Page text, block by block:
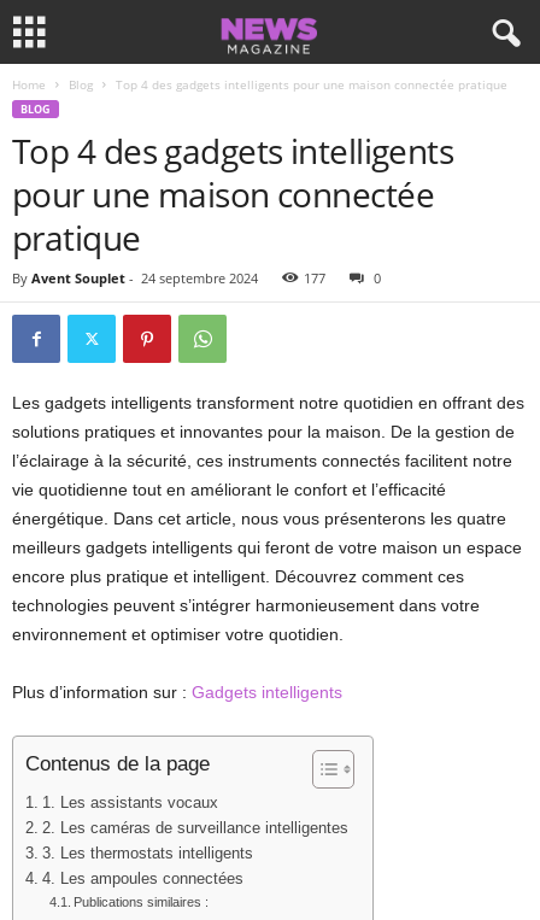
Home Blog Top 4 des gadgets intelligents pour une maison connectée pratique
BLOG
Top 4 des gadgets intelligents
pour une maison connectée
pratique
By Avent Souplet - 24 septembre 2024 177 0
Les gadgets intelligents transforment notre quotidien en offrant des
solutions pratiques et innovantes pour la maison. De la gestion de
l’éclairage à la sécurité, ces instruments connectés facilitent notre
vie quotidienne tout en améliorant le confort et l’efficacité
énergétique. Dans cet article, nous vous présenterons les quatre
meilleurs gadgets intelligents qui feront de votre maison un espace
encore plus pratique et intelligent. Découvrez comment ces
technologies peuvent s’intégrer harmonieusement dans votre
environnement et optimiser votre quotidien.
Plus d’information sur : Gadgets intelligents
Contenus de la page
1. Les assistants vocaux
2. Les caméras de surveillance intelligentes
3. Les thermostats intelligents
4. Les ampoules connectées
Publications similaires :